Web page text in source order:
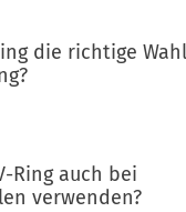
die richtige
Ring auch bei
verwenden?